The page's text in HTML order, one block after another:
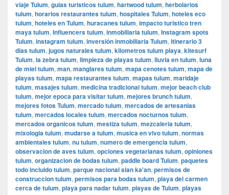
viaje Tulum, guias turisticos tulum, hartwood tulum, herbolarios
tulum, horarios restaurantes tulum, hospitales Tulum, hoteles eco
tulum, hoteles en Tulum, huracanes tulum, impacto turistico tren
maya tulum, Influencers tulum, inmobiliaria tulum, Instagram spots
Tulum, instagram tulum, inversión inmobiliaria Tulum, itinerario 3
dias tulum, jugos naturales tulum, kilometros tulum playa, kitesurf
Tulum, la zebra tulum, limpieza de playas tulum, lluvia en tulum, luna
de miel tulum, man, manglares tulum, mapa cenotes tulum, mapa de
playas tulum, mapa restaurantes tulum, mapas tulum, maridaje
tulum, masajes tulum, medicina tradicional tulum, mejor beach club
tulum, mejor epoca para visitar tulum, mejores brunch tulum,
mejores fotos Tulum, mercado tulum, mercados de artesanias
tulum, mercados locales tulum, mercados nocturnos tulum,
mercados organicos tulum, mestiza tulum, mezcaleria tulum,
mixologia tulum, mudarse a tulum, musica en vivo tulum, normas
ambientales tulum, nu tulum, numero de emergencia tulum,
observacion de aves tulum, opciones vegetarianas tulum, opiniones
tulum, organizacion de bodas tulum, paddle board Tulum, paquetes
todo incluido tulum, parque nacional sian ka'an, permisos de
construccion tulum, permisos para bodas tulum, playa del carmen
cerca de tulum, playa para nadar tulum, playas de Tulum, playas